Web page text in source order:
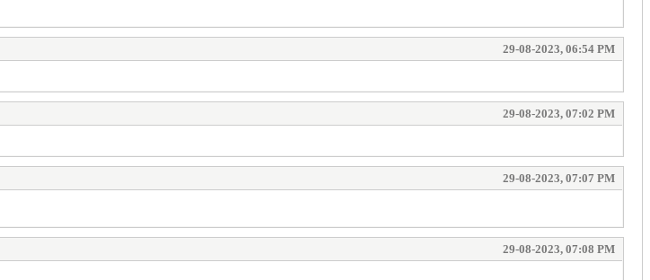
29-08-2023, 06:54 PM
29-08-2023, 07:02 PM
29-08-2023, 07:07 PM
29-08-2023, 07:08 PM